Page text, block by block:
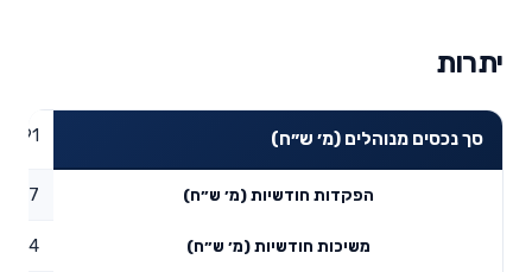
יתרות
סך נכסים מנוהלים (מ׳ ש״ח)
הפקדות חודשיות (מ׳ ש״ח) 1.47
משיכות חודשיות (מ׳ ש״ח) 0.4